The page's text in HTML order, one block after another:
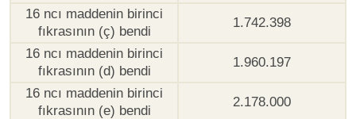
16 ncı maddenin birinci
fıkrasının (ç) bendi
1.742.398
16 ncı maddenin birinci
fıkrasının (d) bendi
1.960.197
16 ncı maddenin birinci
fıkrasının (e) bendi
2.178.000